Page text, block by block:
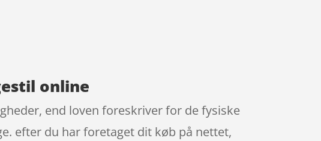
online
end loven foreskriver for de fysiske
efter du har foretaget dit køb på nettet,